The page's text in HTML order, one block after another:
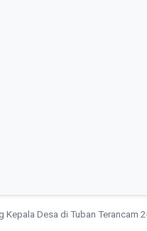
Kepala Desa di Tuban Terancam